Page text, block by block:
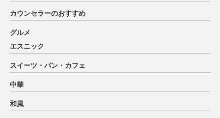
カウンセラーのおすすめ
グルメ
エスニック
スイーツ・パン・カフェ
中華
和風